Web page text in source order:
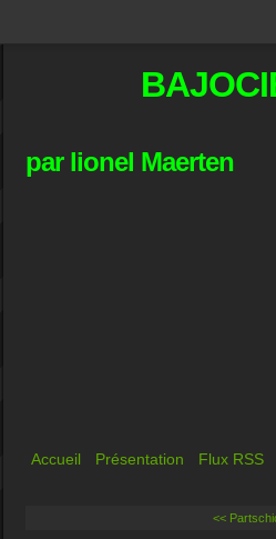
par lionel Maerten
Accueil Présentation Flux RSS
<<